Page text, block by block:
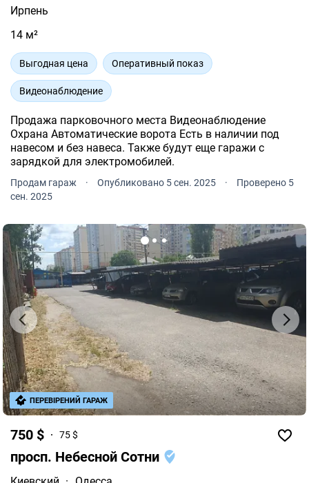
Ирпень
14 м²
Выгодная цена Оперативный показ
Видеонаблюдение
Продажа парковочного места Видеонаблюдение
Охрана Автоматические ворота Есть в наличии под
навесом и без навеса. Также будут еще гаражи с
зарядкой для электромобилей.
Продам гараж · Опубликовано 5 сен. 2025 ·
Проверено 5
сен. 2025
750 $ 75 $
просп. Небесной Сотни
ПЕРЕВІРЕНИЙ ГАРАЖ